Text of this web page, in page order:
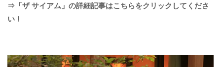
⇒「ザ サイアム」の詳細記事はこちらをクリックしてくださ
い！